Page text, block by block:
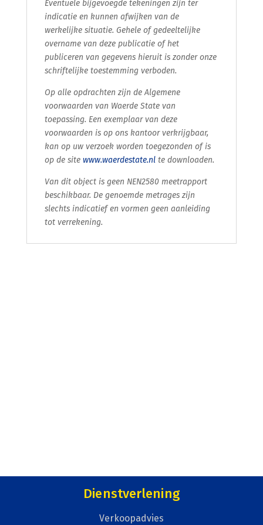
Eventuele bijgevoegde tekeningen zijn ter
indicatie en kunnen afwijken van de
werkelijke situatie. Gehele of gedeeltelijke
overname van deze publicatie of het
publiceren van gegevens hieruit is zonder onze
schriftelijke toestemming verboden.
Op alle opdrachten zijn de Algemene
voorwaarden van Waerde State van
toepassing. Een exemplaar van deze
voorwaarden is op ons kantoor verkrijgbaar,
kan op uw verzoek worden toegezonden of is
op de site www.waerdestate.nlte downloaden.
Van dit object is geen NEN2580 meetrapport
beschikbaar. De genoemde metrages zijn
slechts indicatief en vormen geen aanleiding
tot verrekening.
Dienstverlening
Verkoopadvies